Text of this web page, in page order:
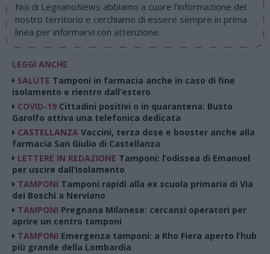
Noi di LegnanoNews abbiamo a cuore l'informazione del
nostro territorio e cerchiamo di essere sempre in prima
linea per informarvi con attenzione.
LEGGI ANCHE
SALUTE Tamponi in farmacia anche in caso di fine
isolamento e rientro dall’estero
COVID-19 Cittadini positivi o in quarantena: Busto
Garolfo attiva una telefonica dedicata
CASTELLANZA Vaccini, terza dose e booster anche alla
farmacia San Giulio di Castellanza
LETTERE IN REDAZIONE Tamponi: l’odissea di Emanuel
per uscire dall’isolamento
TAMPONI Tamponi rapidi alla ex scuola primaria di Via
dei Boschi a Nerviano
TAMPONI Pregnana Milanese: cercansi operatori per
aprire un centro tamponi
TAMPONI Emergenza tamponi: a Rho Fiera aperto l’hub
più grande della Lombardia